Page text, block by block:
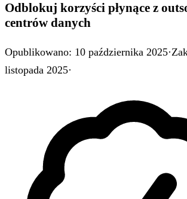
Odblokuj korzyści płynące z
centrów danych
Opublikowano: 10 października 2025·
listopada 2025·